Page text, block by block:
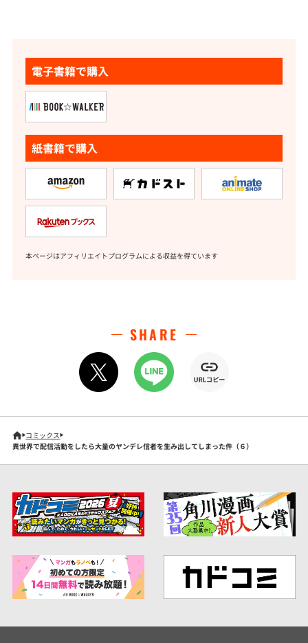
電子書籍で購入
紙書籍で購入
本ページはアフィリエイトプログラムによる収益を得ています
SHARE
コミックス
異世界で配信活動をしたら大量のヤンデレ信者を生み出してしまった件（６）